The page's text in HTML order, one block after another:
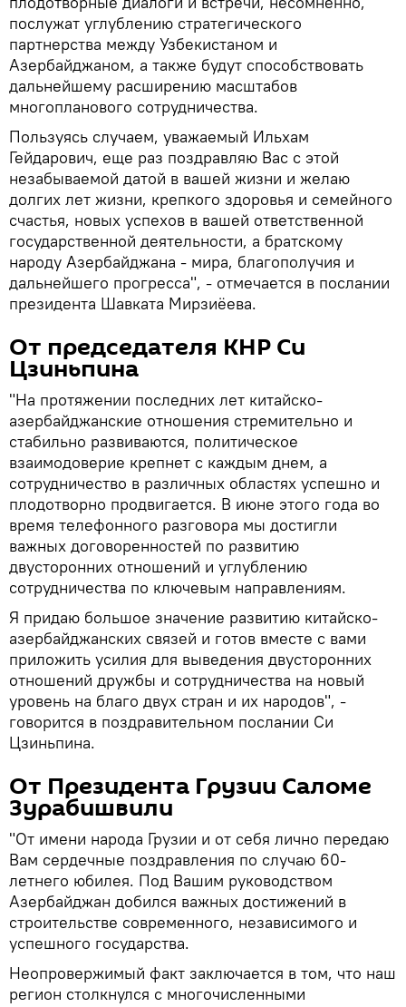
послужат углублению стратегического
партнерства между Узбекистаном и
Азербайджаном, а также будут способствовать
дальнейшему расширению масштабов
многопланового сотрудничества.
Пользуясь случаем, уважаемый Ильхам
Гейдарович, еще раз поздравляю Вас с этой
незабываемой датой в вашей жизни и желаю
долгих лет жизни, крепкого здоровья и семейного
счастья, новых успехов в вашей ответственной
государственной деятельности, а братскому
народу Азербайджана - мира, благополучия и
дальнейшего прогресса", - отмечается в послании
президента Шавката Мирзиёева.
От председателя КНР Си
Цзиньпина
"На протяжении последних лет китайско-
азербайджанские отношения стремительно и
стабильно развиваются, политическое
взаимодоверие крепнет с каждым днем, а
сотрудничество в различных областях успешно и
плодотворно продвигается. В июне этого года во
время телефонного разговора мы достигли
важных договоренностей по развитию
двусторонних отношений и углублению
сотрудничества по ключевым направлениям.
Я придаю большое значение развитию китайско-
азербайджанских связей и готов вместе с вами
приложить усилия для выведения двусторонних
отношений дружбы и сотрудничества на новый
уровень на благо двух стран и их народов", -
говорится в поздравительном послании Си
Цзиньпина.
От Президента Грузии Саломе
Зурабишвили
"От имени народа Грузии и от себя лично передаю
Вам сердечные поздравления по случаю 60-
летнего юбилея. Под Вашим руководством
Азербайджан добился важных достижений в
строительстве современного, независимого и
успешного государства.
Неопровержимый факт заключается в том, что наш
регион столкнулся с многочисленными